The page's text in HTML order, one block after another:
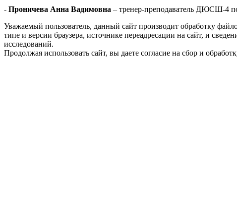
- Проничева Анна Вадимовна – тренер-преподаватель ДЮСШ-4
Уважаемый пользователь, данный сайт производит обработку
типе и версии браузера, источнике переадресации на сайт, и
исследований.
Продолжая использовать сайт, вы даете согласие на сбор и